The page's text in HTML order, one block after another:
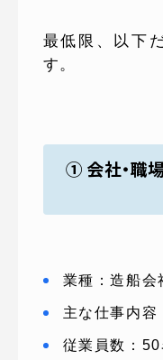
最低限、以下
す。
① 会社・職
業種：造船会
主な仕事内容
従業員数：